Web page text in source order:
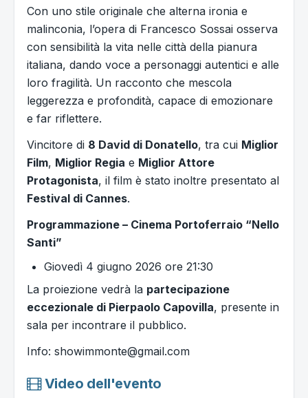
Con uno stile originale che alterna ironia e
malinconia, l’opera di Francesco Sossai osserva
con sensibilità la vita nelle città della pianura
italiana, dando voce a personaggi autentici e alle
loro fragilità. Un racconto che mescola
leggerezza e profondità, capace di emozionare
e far riflettere.
Vincitore di 8 David di Donatello, tra cui Miglior
Film, Miglior Regia e Miglior Attore
Protagonista, il film è stato inoltre presentato al
Festival di Cannes.
Programmazione – Cinema Portoferraio “Nello
Santi”
Giovedì 4 giugno 2026 ore 21:30
La proiezione vedrà la partecipazione
eccezionale di Pierpaolo Capovilla, presente in
sala per incontrare il pubblico.
Info: showimmonte@gmail.com
Video dell'evento